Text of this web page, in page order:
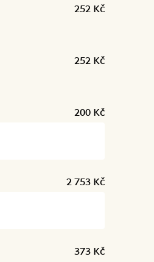
252 Kč
252 Kč
200 Kč
2 753 Kč
373 Kč